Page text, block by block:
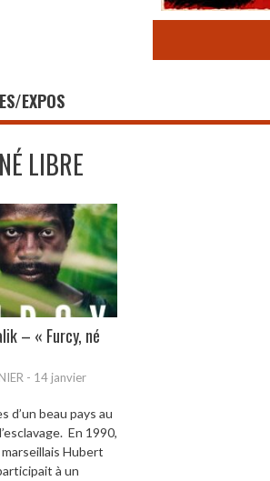
EXPOS
LIBRE
– « Furcy, né
- 14 janvier
d’un beau pays au
En 1990,
Hubert
à un